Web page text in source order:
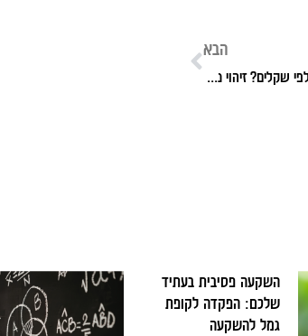
הבא
מדוע נסיעת מבחן קצרה יכולה לחסוך אלפי שקלים? זיהוי נוחות, ביצועים והתאמה אישית לפני קנייה
השקעה פסיבית בעתיד
שלכם: הפקדה לקופת
גמל להשקעה